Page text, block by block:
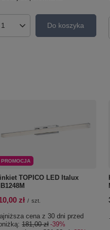
Ilość produktówDo koszyka
PROMOCJA
TOPICO LED Italux
zł / szt.
cena z 30 dni przed
181,00 zł -39%